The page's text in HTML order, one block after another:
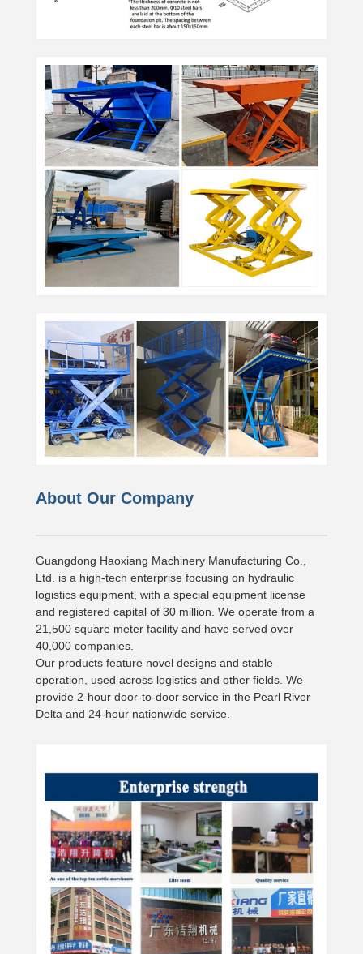
About Our Company
Guangdong Haoxiang Machinery Manufacturing Co.,
Ltd. is a high-tech enterprise focusing on hydraulic
logistics equipment, with a special equipment license
and registered capital of 30 million. We operate from a
21,500 square meter facility and have served over
40,000 companies.
Our products feature novel designs and stable
operation, used across logistics and other fields. We
provide 2-hour door-to-door service in the Pearl River
Delta and 24-hour nationwide service.